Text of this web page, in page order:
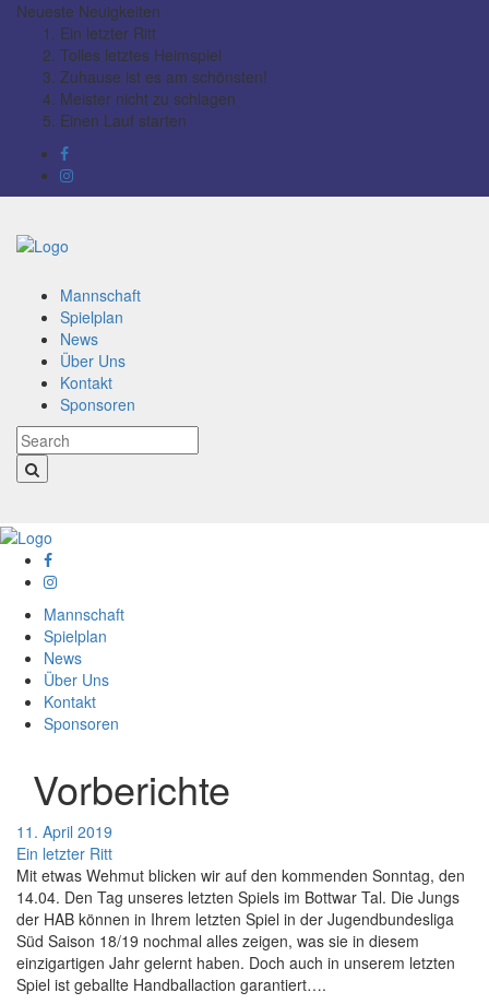
Neueste Neuigkeiten
Ein letzter Ritt
Tolles letztes Heimspiel
Zuhause ist es am schönsten!
Meister nicht zu schlagen
Einen Lauf starten
Mannschaft
Spielplan
News
Über Uns
Kontakt
Sponsoren
Mannschaft
Spielplan
News
Über Uns
Kontakt
Sponsoren
Vorberichte
11. April 2019
Ein letzter Ritt
Mit etwas Wehmut blicken wir auf den kommenden Sonntag, den
14.04. Den Tag unseres letzten Spiels im Bottwar Tal. Die Jungs
der HAB können in Ihrem letzten Spiel in der Jugendbundesliga
Süd Saison 18/19 nochmal alles zeigen, was sie in diesem
einzigartigen Jahr gelernt haben. Doch auch in unserem letzten
Spiel ist geballte Handballaction garantiert….